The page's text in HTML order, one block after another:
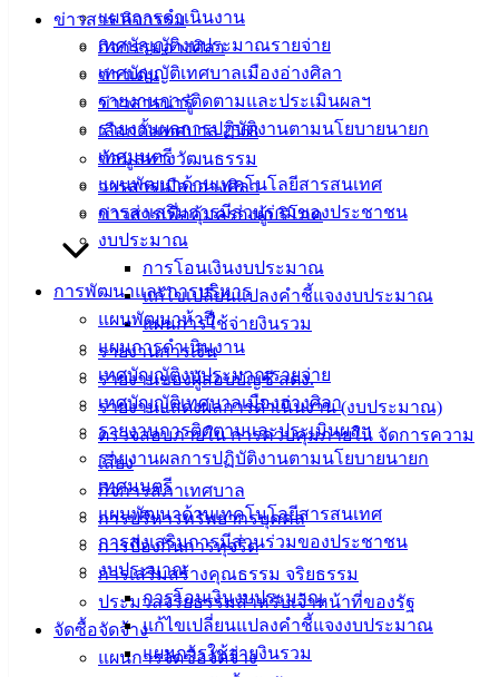
แผนการดำเนินงาน
เทศบัญญัติงบประมาณรายจ่าย
เทศบัญญัติเทศบาลเมืองอ่างศิลา
รายงานการติดตามและประเมินผลฯ
รายงานผลการปฏิบัติงานตามนโยบายนายก
เทศมนตรี
แผนพัฒนาด้านเทคโนโลยีสารสนเทศ
การส่งเสริมการมีส่วนร่วมของประชาชน
งบประมาณ
การโอนเงินงบประมาณ
แก้ไขเปลี่ยนแปลงคำชี้แจงงบประมาณ
แผนการใช้จ่ายงินรวม
รายงานการเงิน
รายงานของผู้สอบบัญชี สตง.
รายงานแสดงผลการดำเนินงาน (งบประมาณ)
ตรวจสอบภายใน การควบคุมภายใน จัดการความ
เสี่ยง
กิจการสภาเทศบาล
การบริหารทรัพยากรบุคคล
การป้องกันการทุจริต
การเสริมสร้างคุณธรรม จริยธรรม
ประมวลจริยธรรมสำหรับเจ้าหน้าที่ของรัฐ
จัดซื้อจัดจ้าง
แผนการจัดซื้อจัดจ้าง
ข่าวสาร กิจกรรม
กิจกรรมอ่างศิลา
ข่าวเด่น
ข่าวสารน่ารู้
เลือกตั้งเทศบาล 2568
ข้อมูลทางวัฒนธรรม
วารสารเมืองอ่างศิลา
ข่าวสารเพื่อคุ้มครองผู้บริโภค
การพัฒนาและการบริหาร
แผนพัฒนาห้าปี
แผนการดำเนินงาน
เทศบัญญัติงบประมาณรายจ่าย
เทศบัญญัติเทศบาลเมืองอ่างศิลา
รายงานการติดตามและประเมินผลฯ
รายงานผลการปฏิบัติงานตามนโยบายนายก
เทศมนตรี
แผนพัฒนาด้านเทคโนโลยีสารสนเทศ
การส่งเสริมการมีส่วนร่วมของประชาชน
งบประมาณ
การโอนเงินงบประมาณ
แก้ไขเปลี่ยนแปลงคำชี้แจงงบประมาณ
แผนการใช้จ่ายงินรวม
สำนักงาน
เทศบาลเมือง
อ่างศิลา 90/338
ม.3 ต.เสม็ด
อ.เมือง จ.ชลบุรี
142-100-104
บริการ
ประชาชน
ดาวน์โหลด
แบบ
ฟอร์ม,
เอกสาร
คู่มือ
สำหรับ
ประชาชน/
คู่มือการ
ปฏิบัติ
งาน
ข่าวสาร